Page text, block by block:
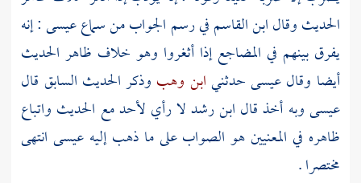
الحديث وقالابن القاسمفي رسم الجواب من سماععيسى: إنه
يفرق بينهم في المضاجع إذا أثغروا وهو خلاف ظاهر الحديث
أيضا وقالعيسىحدثنيابن وهب وذكر الحديث السابق قال
عيسىوبه أخذ قال ابن رشدلا رأي لأحد مع الحديث واتباع
ظاهره في المعنيين هو الصواب على ما ذهب إليه عيسى انتهى
مختصرا .